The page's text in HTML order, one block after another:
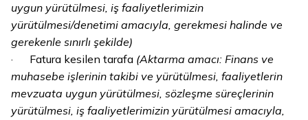
uygun yürütülmesi, iş faaliyetlerimizin
yürütülmesi/denetimi amacıyla, gerekmesi halinde ve
gerekenle sınırlı şekilde)
· Fatura kesilen tarafa (Aktarma amacı: Finans ve
muhasebe işlerinin takibi ve yürütülmesi, faaliyetlerin
mevzuata uygun yürütülmesi, sözleşme süreçlerinin
yürütülmesi, iş faaliyetlerimizin yürütülmesi amacıyla,